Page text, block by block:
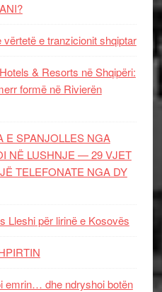
e tranzicionit shqiptar
& Resorts në Shqipëri:
formë në Rivierën
E SPANJOLLES NGA
NË LUSHNJE — 29 VJET
TELEFONATE NGA DY
Lleshi për lirinë e Kosovës
emrin… dhe ndryshoi botën